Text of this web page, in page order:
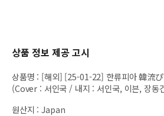
상품 정보 제공 고시
상품명 : [해외] [25-01-22] 한류피아 韓流
(Cover : 서인국 / 내지 : 서인국, 이븐, 장동
원산지 :Japan